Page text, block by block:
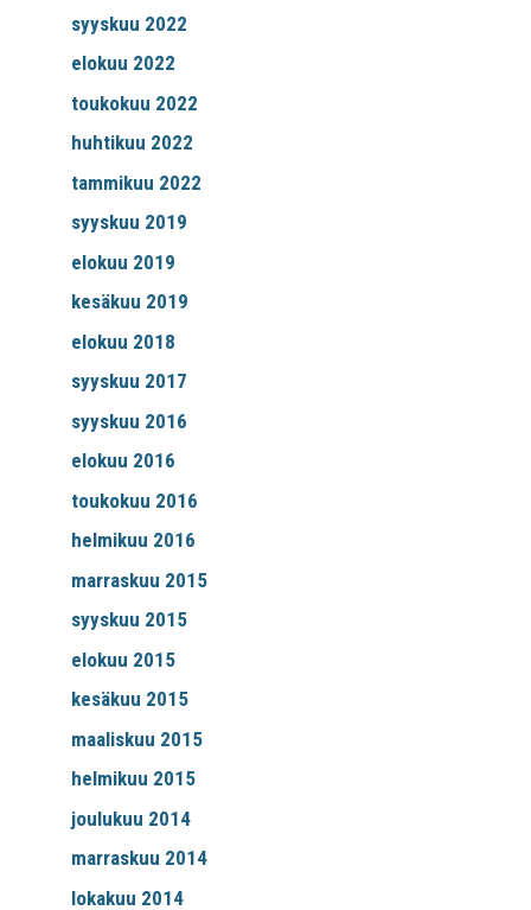
syyskuu 2022
elokuu 2022
toukokuu 2022
huhtikuu 2022
tammikuu 2022
syyskuu 2019
elokuu 2019
kesäkuu 2019
elokuu 2018
syyskuu 2017
syyskuu 2016
elokuu 2016
toukokuu 2016
helmikuu 2016
marraskuu 2015
syyskuu 2015
elokuu 2015
kesäkuu 2015
maaliskuu 2015
helmikuu 2015
joulukuu 2014
marraskuu 2014
lokakuu 2014